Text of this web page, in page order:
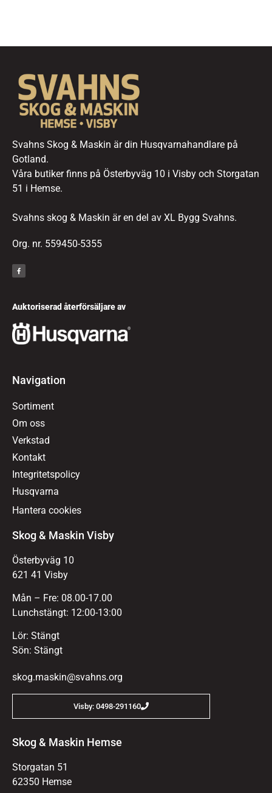
Svahns Skog & Maskin är din Husqvarnahandlare på
Gotland.
Våra butiker finns på Österbyväg 10 i Visby och Storgatan
51 i Hemse.
Svahns skog & Maskin är en del av XL Bygg Svahns.
Org. nr. 559450-5355
Auktoriserad återförsäljare av
Navigation
Sortiment
Om oss
Verkstad
Kontakt
Integritetspolicy
Husqvarna
Hantera cookies
Skog & Maskin Visby
Österbyväg 10
621 41 Visby
Mån – Fre: 08.00-17.00
Lunchstängt: 12:00-13:00
Lör: Stängt
Sön: Stängt
skog.maskin@svahns.org
Visby: 0498-291160
Skog & Maskin Hemse
Storgatan 51
62350 Hemse